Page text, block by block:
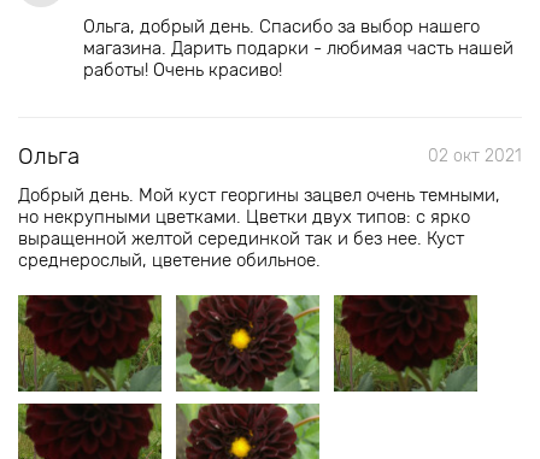
Ольга, добрый день. Спасибо за выбор нашего
магазина. Дарить подарки - любимая часть нашей
работы! Очень красиво!
Ольга 02 окт 2021
Добрый день. Мой куст георгины зацвел очень темными,
но некрупными цветками. Цветки двух типов: с ярко
выращенной желтой серединкой так и без нее. Куст
среднерослый, цветение обильное.